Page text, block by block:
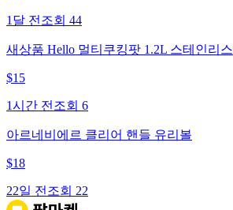
1달 전 조회 44
새상품 Hello 멀티쿠킹팟 1.2L 스테인리스
$15
1시간 전 조회 6
아르네비에르 클리어 핸들 유리볼
$18
22일 전 조회 22